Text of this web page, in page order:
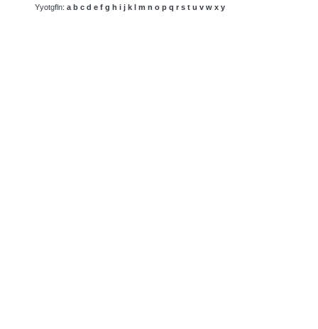
Yyotgfln: a b c d e f g h i j k l m n o p q r s t u v w x y